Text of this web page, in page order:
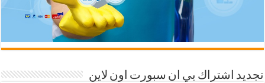
تجديد اشتراك بي ان سبورت اون لاين